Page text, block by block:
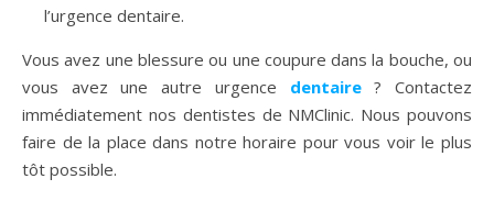
l’urgence dentaire.
Vous avez une blessure ou une coupure dans la bouche, ou
vous avez une autre urgence dentaire? Contactez
immédiatement nos dentistes de NMClinic. Nous pouvons
faire de la place dans notre horaire pour vous voir le plus
tôt possible.